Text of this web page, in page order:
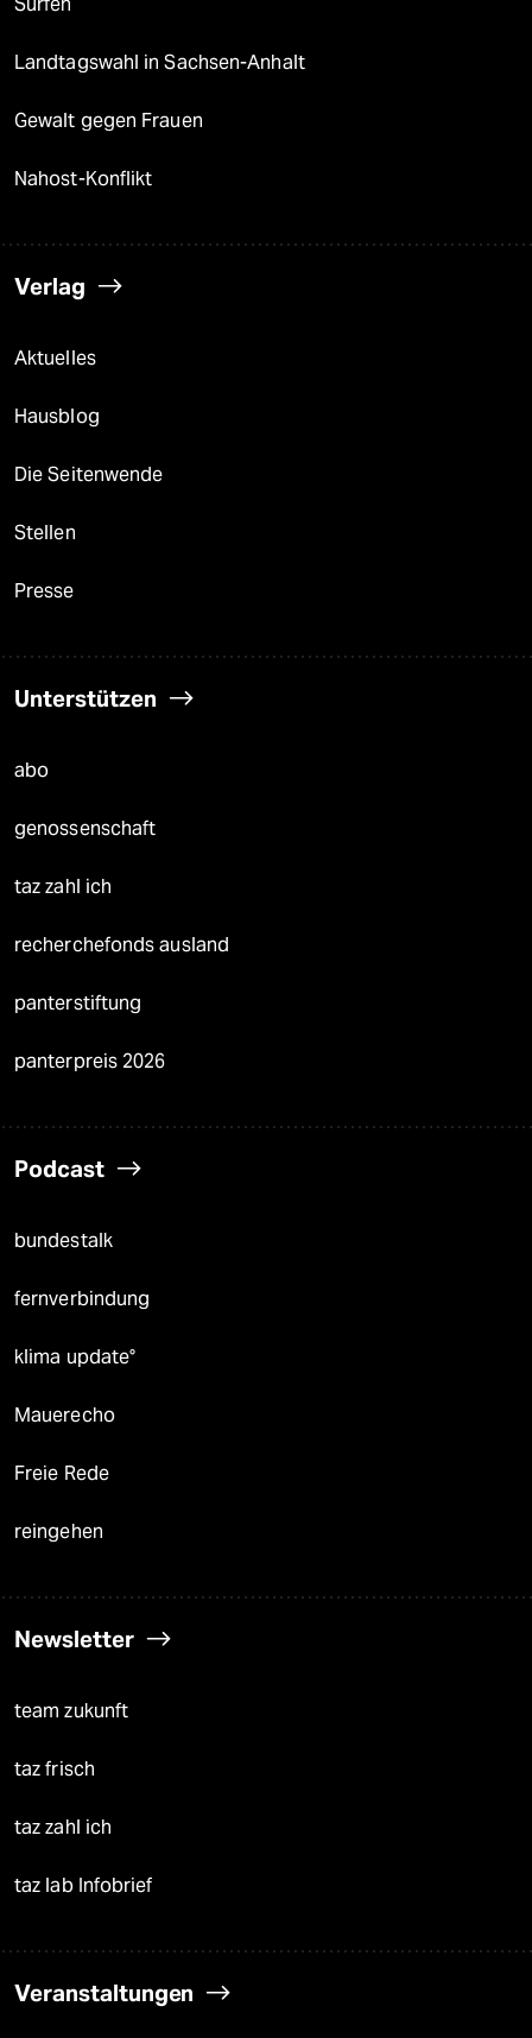
Landtagswahl in Sachsen-Anhalt
Gewalt gegen Frauen
Nahost-Konflikt
Verlag
Aktuelles
Hausblog
Die Seitenwende
Stellen
Presse
Unterstützen
abo
genossenschaft
taz zahl ich
recherchefonds ausland
panterstiftung
panterpreis 2026
Podcast
bundestalk
fernverbindung
klima update°
Mauerecho
Freie Rede
reingehen
Newsletter
team zukunft
taz frisch
taz zahl ich
taz lab Infobrief
Veranstaltungen